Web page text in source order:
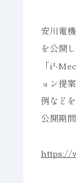
安川電
を公開
「i³-
ョン提
例など
公開期
https://